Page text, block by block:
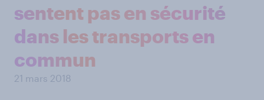
sentent pas en sécurité
dans les transports en
commun
21 mars 2018